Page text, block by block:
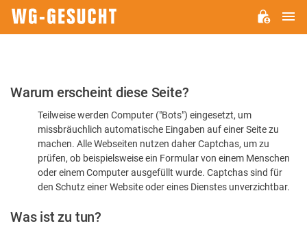
Bitte
dass
sind
Warum erscheint diese Seite?
Teilweise werden Computer ("Bots") eingesetzt, um
missbräuchlich automatische Eingaben auf einer Seite zu
machen. Alle Webseiten nutzen daher Captchas, um zu
prüfen, ob beispielsweise ein Formular von einem Menschen
oder einem Computer ausgefüllt wurde. Captchas sind für
den Schutz einer Website oder eines Dienstes unverzichtbar.
Was ist zu tun?